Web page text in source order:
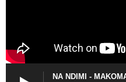
NA NDIMI -